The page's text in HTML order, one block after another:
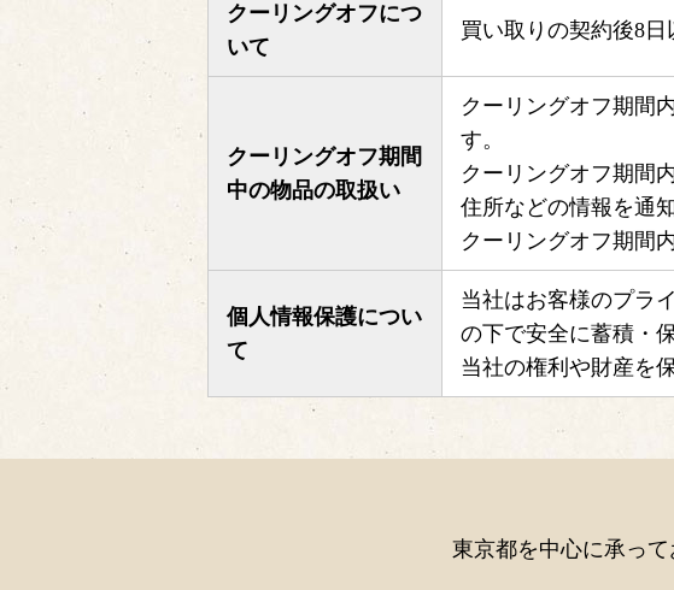
クーリングオフにつ
いて
買い取りの契約後8日
クーリングオフ期間
中の物品の取扱い
クーリングオフ期間
す。
クーリングオフ期間
住所などの情報を通
クーリングオフ期間
個人情報保護につい
て
当社はお客様のプラ
の下で安全に蓄積・
当社の権利や財産を
東京都を中心に承っ